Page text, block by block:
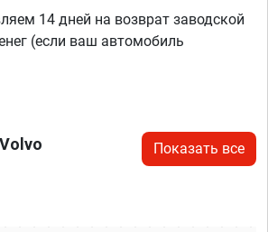
14 дней на возврат заводской
(если ваш автомобиль
Показать все